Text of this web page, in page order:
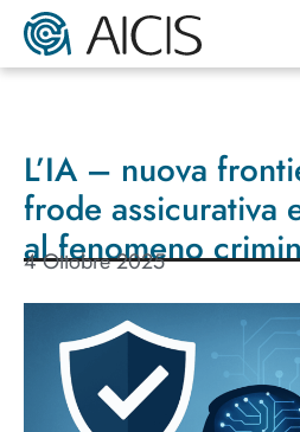
L’IA – nuova
frode assicurativa
al fenomeno
4 Ottobre 2025